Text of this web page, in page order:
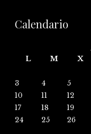
Calendario
L
M X
3
4 5
10
11 12
17
18 19
24
25 26